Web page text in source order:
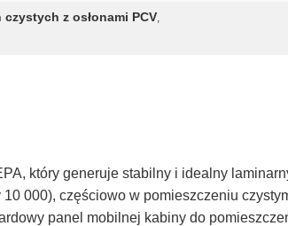
z osłonami PCV,
który generuje stabilny i idealny
000), częściowo w pomieszczeniu
panel mobilnej kabiny do